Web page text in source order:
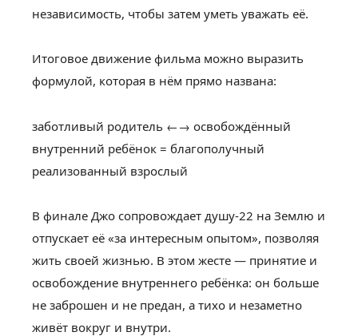
независимость, чтобы затем уметь уважать её.
Итоговое движение фильма можно выразить
формулой, которая в нём прямо названа:
заботливый родитель ←→ освобождённый
внутренний ребёнок = благополучный
реализованный взрослый
В финале Джо сопровождает душу-22 на Землю и
отпускает её «за интересным опытом», позволяя
жить своей жизнью. В этом жесте — принятие и
освобождение внутреннего ребёнка: он больше
не заброшен и не предан, а тихо и незаметно
живёт вокруг и внутри.